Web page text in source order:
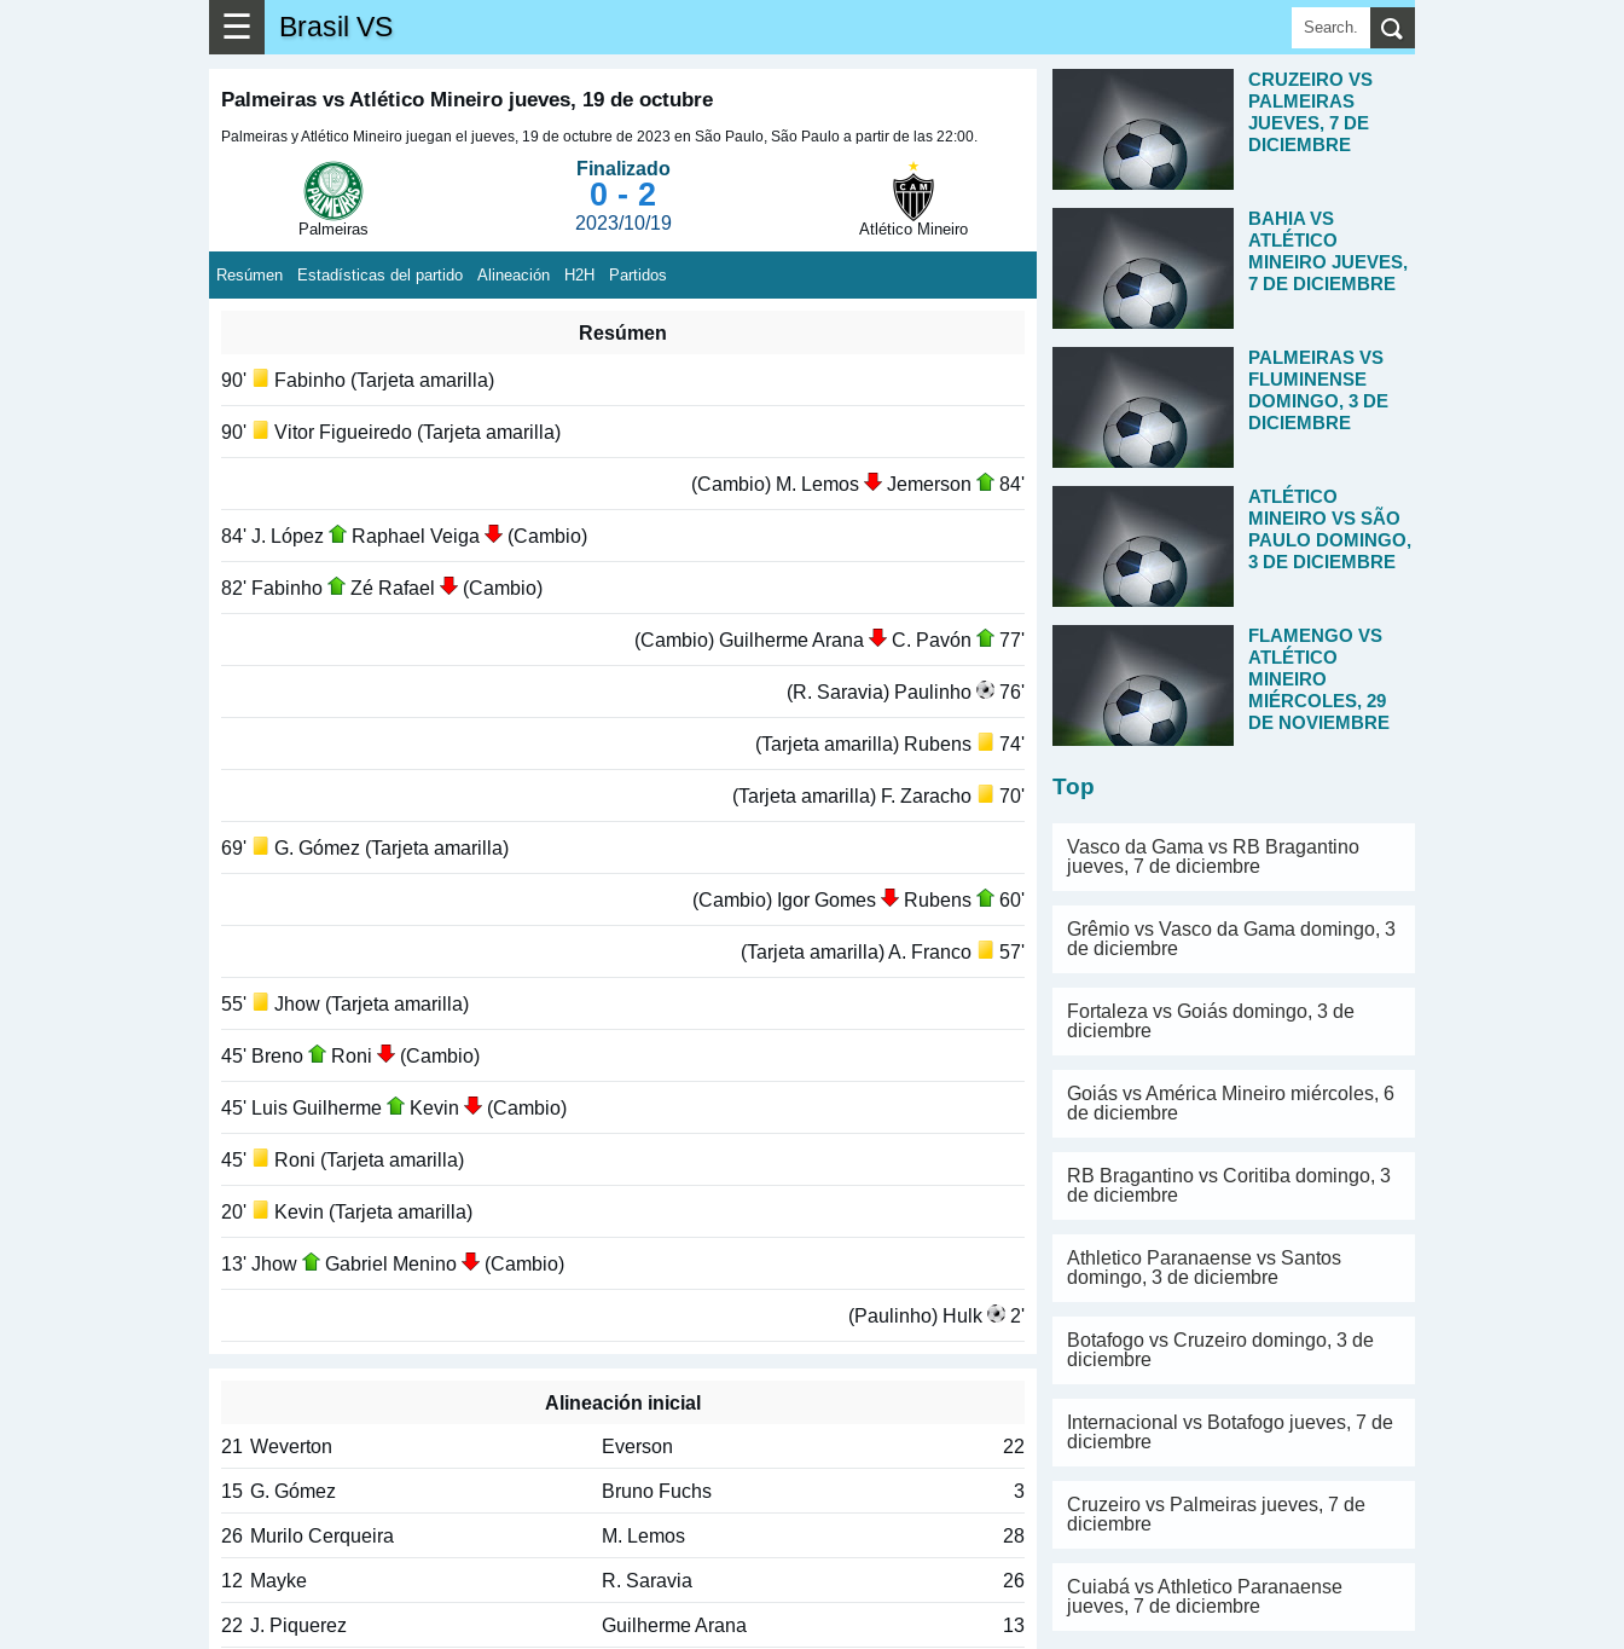
☰ Brasil VS
Palmeiras vs Atlético Mineiro jueves, 19 de octubre
Palmeiras y Atlético Mineiro juegan el jueves, 19 de octubre de 2023 en São Paulo, São Paulo a partir de las 22:00.
Palmeiras
Finalizado
0 - 2
2023/10/19 Atlético Mineiro
Resúmen Estadísticas del partido Alineación H2H Partidos
Resúmen
90' Fabinho (Tarjeta amarilla)
90' Vitor Figueiredo (Tarjeta amarilla)
(Cambio) M. Lemos Jemerson 84'
84' J. López Raphael Veiga (Cambio)
82' Fabinho Zé Rafael (Cambio)
(Cambio) Guilherme Arana C. Pavón 77'
(R. Saravia) Paulinho 76'
(Tarjeta amarilla) Rubens 74'
(Tarjeta amarilla) F. Zaracho 70'
69' G. Gómez (Tarjeta amarilla)
(Cambio) Igor Gomes Rubens 60'
(Tarjeta amarilla) A. Franco 57'
55' Jhow (Tarjeta amarilla)
45' Breno Roni (Cambio)
45' Luis Guilherme Kevin (Cambio)
45' Roni (Tarjeta amarilla)
20' Kevin (Tarjeta amarilla)
13' Jhow Gabriel Menino (Cambio)
(Paulinho) Hulk 2'
Alineación inicial
21 Weverton Everson 22
15 G. Gómez Bruno Fuchs 3
26 Murilo Cerqueira M. Lemos 28
12 Mayke R. Saravia 26
22 J. Piquerez Guilherme Arana 13
CRUZEIRO VS
PALMEIRAS
JUEVES, 7 DE
DICIEMBRE
BAHIA VS
ATLÉTICO
MINEIRO JUEVES,
7 DE DICIEMBRE
PALMEIRAS VS
FLUMINENSE
DOMINGO, 3 DE
DICIEMBRE
ATLÉTICO
MINEIRO VS SÃO
PAULO DOMINGO,
3 DE DICIEMBRE
FLAMENGO VS
ATLÉTICO
MINEIRO
MIÉRCOLES, 29
DE NOVIEMBRE
Top
Vasco da Gama vs RB Bragantino
jueves, 7 de diciembre
Grêmio vs Vasco da Gama domingo, 3
de diciembre
Fortaleza vs Goiás domingo, 3 de
diciembre
Goiás vs América Mineiro miércoles, 6
de diciembre
RB Bragantino vs Coritiba domingo, 3
de diciembre
Athletico Paranaense vs Santos
domingo, 3 de diciembre
Botafogo vs Cruzeiro domingo, 3 de
diciembre
Internacional vs Botafogo jueves, 7 de
diciembre
Cruzeiro vs Palmeiras jueves, 7 de
diciembre
Cuiabá vs Athletico Paranaense
jueves, 7 de diciembre